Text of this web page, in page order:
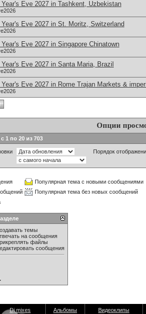
Year's Eve 2027 in Tashkent, Uzbekistan
Year's Eve 2027 in St. Moritz, Switzerland
Year's Eve 2027 in Singapore Chinatown
Year's Eve 2027 in Santa Maria, Brazil
Year's Eve 2027 in Rome Trajan Markets &
Опции
1 по 20 из 703
Порядок
Популярная тема с новыми сообщениями
Популярная тема без новых сообщений
темы
на сообщения
файлы
сообщения
Dj mixes Альбомы Видеоклипы